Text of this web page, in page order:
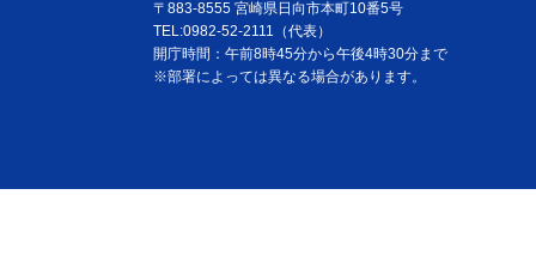
〒883-8555 宮崎県日向市本町10番5号
TEL:0982-52-2111（代表）
開庁時間：午前8時45分から午後4時30分まで
※部署によっては異なる場合があります。